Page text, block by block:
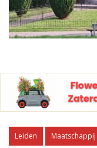
Leiden Maatschappij